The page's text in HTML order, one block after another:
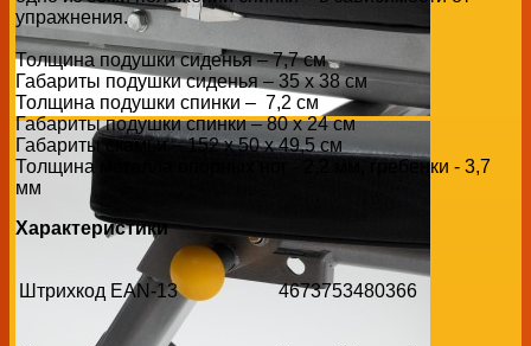
упражнения.
Толщина подушки сиденья – 7,7 см
Габариты подушки сиденья – 35 х 38 см
Толщина подушки спинки – 7,2 см
Габариты подушки спинки – 80 х 24 см
Габариты скамьи – 152 х 50 х 49,5 см
Толщина металла опорных ног - 2,2 мм, гребенки - 3,7
мм
Характеристики
Штрихкод EAN-13 4673753480366